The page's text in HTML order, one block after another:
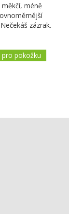
méně
zázrak.
pokožku